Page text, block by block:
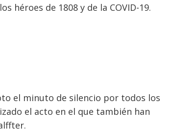
héroes de 1808 y de la COVID-19.
el minuto de silencio por todos los
el acto en el que también han